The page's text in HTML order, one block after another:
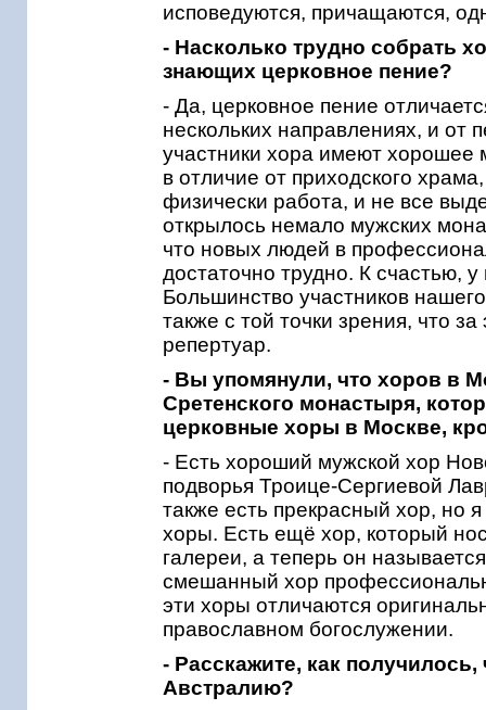
исповедуются, причащаются,
- Насколько трудно собрать
знающих церковное пение?
- Да, церковное пение
нескольких направлениях, и от
участники хора имеют
в отличие от приходского
физически работа, и не все
открылось немало мужских
что новых людей в
достаточно трудно. К счастью,
Большинство участников
также с той точки зрения, что
репертуар.
- Вы упомянули, что хоров в
Сретенского монастыря,
церковные хоры в Москве,
- Есть хороший мужской хор
подворья Троице-Сергиевой
также есть прекрасный хор, но
хоры. Есть ещё хор, который
галереи, а теперь он
смешанный хор
эти хоры отличаются
православном богослужении.
- Расскажите, как
Австралию?